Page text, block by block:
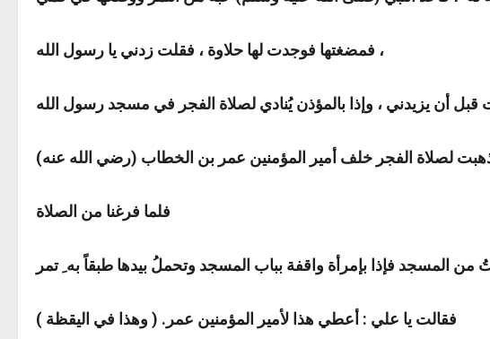
فمضغتها فوجدت لها حلاوة ، فقلت زدني يا رسول الله ،
فلما فرغنا من الصلاة
فقالت يا علي : أعطي هذا لأمير المؤمنين عمر. ( وهذا في اليقظة )